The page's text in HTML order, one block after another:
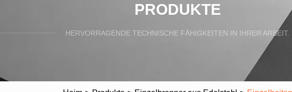
PRODUKTE
HERVORRAGENDE TECHNISCHE FÄHIGKEITEN IN IHRER ARBEIT.